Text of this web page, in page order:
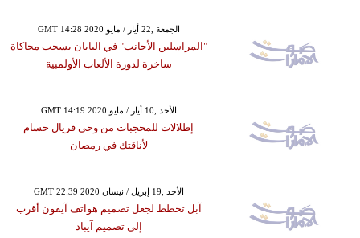
GMT 14:28 2020 الجمعة ,22 أيار / مايو
"المراسلين الأجانب" في اليابان يسحب محاكاة
ساخرة لدورة الألعاب الأولمبية
GMT 14:19 2020 الأحد ,10 أيار / مايو
إطلالات للمحجبات من وحي فريال حسام
لأناقتك في رمضان
GMT 22:39 2020 الأحد ,19 إبريل / نيسان
آبل تخطط لجعل تصميم هواتف آيفون أقرب
إلى تصميم آيباد